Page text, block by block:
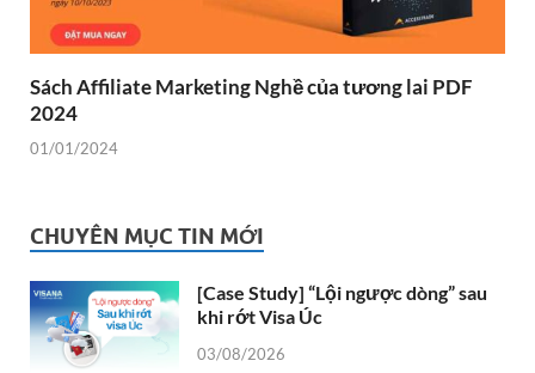
Sách Affiliate Marketing Nghề của tương lai PDF
2024
01/01/2024
CHUYÊN MỤC TIN MỚI
[Case Study] “Lội ngược dòng” sau
khi rớt Visa Úc
03/08/2026